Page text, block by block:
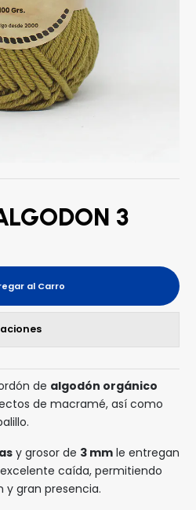
3
al Carro
de algodón orgánico
de macramé, así como
y grosor de 3 mm le entregan
caída, permitiendo
y gran presencia.